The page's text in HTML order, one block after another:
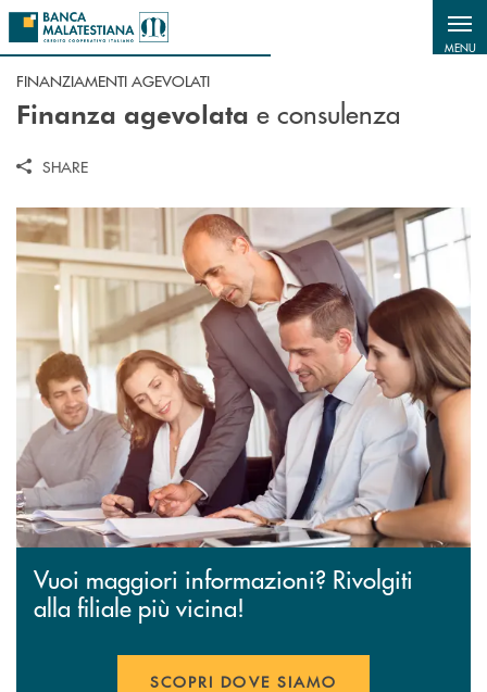
Salta al contenuto principale
MENU
FINANZIAMENTI AGEVOLATI
Finanza agevolata e consulenza
SHARE
Vuoi maggiori informazioni? Rivolgiti
alla filiale più vicina!
SCOPRI DOVE SIAMO